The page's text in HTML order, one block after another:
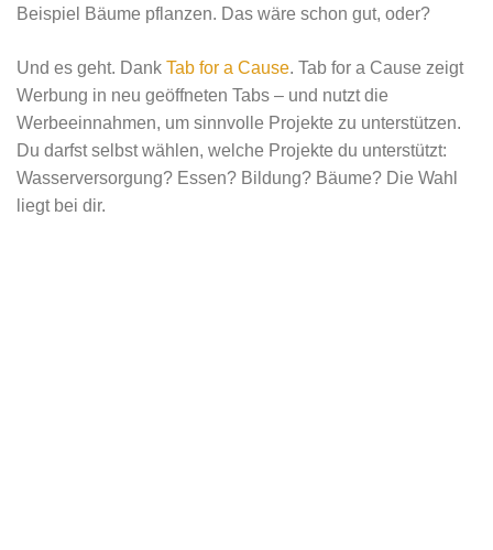
Beispiel Bäume pflanzen. Das wäre schon gut, oder?
Und es geht. Dank Tab for a Cause. Tab for a Cause zeigt
Werbung in neu geöffneten Tabs – und nutzt die
Werbeeinnahmen, um sinnvolle Projekte zu unterstützen.
Du darfst selbst wählen, welche Projekte du unterstützt:
Wasserversorgung? Essen? Bildung? Bäume? Die Wahl
liegt bei dir.